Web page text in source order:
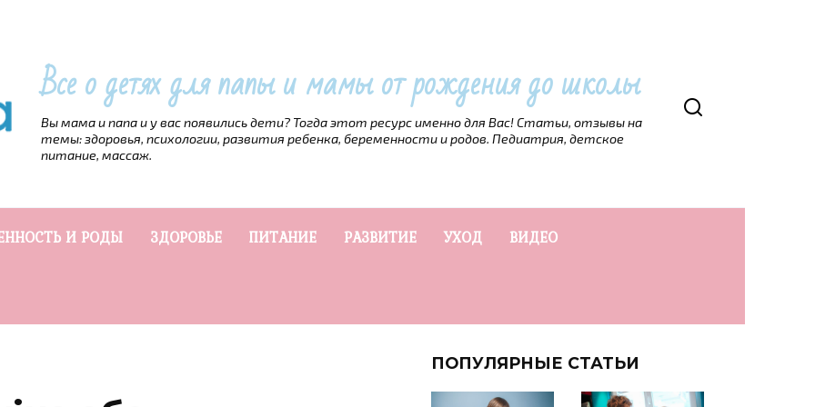
Все о детях для папы и мамы от рождения до школы
Вы мама и папа и у вас появились дети? Тогда этот ресурс именно для Вас! Статьи, отзывы на
темы: здоровья, психологии, развития ребенка, беременности и родов. Педиатрия, детское
питание, массаж.
И РОДЫ ЗДОРОВЬЕ ПИТАНИЕ РАЗВИТИЕ УХОД ВИДЕО
ПОПУЛЯРНЫЕ СТАТЬИ